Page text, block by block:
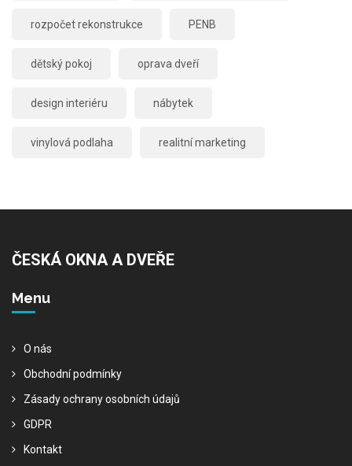
rozpočet rekonstrukce PENB
dětský pokoj oprava dveří
design interiéru nábytek
vinylová podlaha realitní marketing
ČESKÁ OKNA A DVEŘE
Menu
O nás
Obchodní podmínky
Zásady ochrany osobních údajů
GDPR
Kontakt